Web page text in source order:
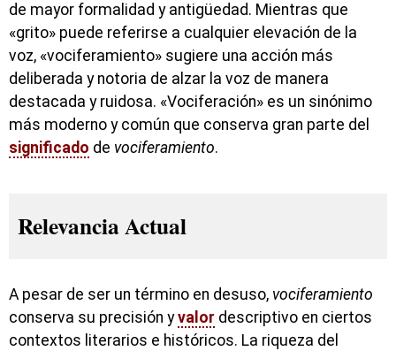
de mayor formalidad y antigüedad. Mientras que
«grito» puede referirse a cualquier elevación de la
voz, «vociferamiento» sugiere una acción más
deliberada y notoria de alzar la voz de manera
destacada y ruidosa. «Vociferación» es un sinónimo
más moderno y común que conserva gran parte del
significado de vociferamiento.
Relevancia Actual
A pesar de ser un término en desuso, vociferamiento
conserva su precisión yvalor descriptivo en ciertos
contextos literarios e históricos. La riqueza del